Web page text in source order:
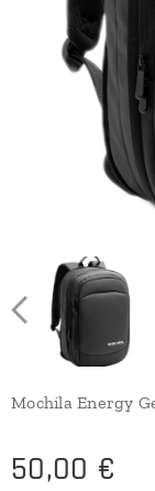
Mochila Energy
50,00 €